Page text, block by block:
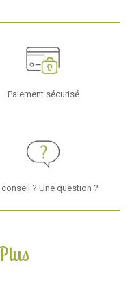
Paiement sécurisé
conseil ? Une question ?